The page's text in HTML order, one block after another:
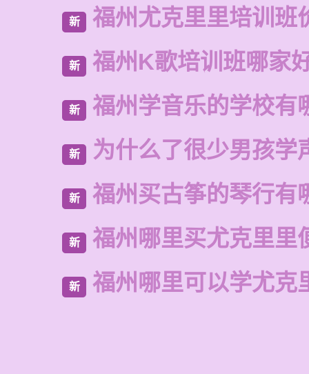
新 福州尤克里里培训班
新 福州K歌培训班哪家
新 福州学音乐的学校有
新 为什么了很少男孩学
新 福州买古筝的琴行有
新 福州哪里买尤克里里
新 福州哪里可以学尤克